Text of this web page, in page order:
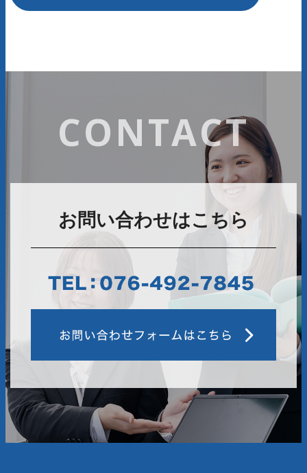
CONTACT
お問い合わせはこちら